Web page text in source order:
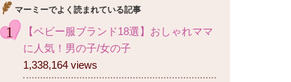
マーミーでよく読まれている記事
【ベビー服ブランド18選】おしゃれママ
に人気！男の子/女の子
1,338,164 views